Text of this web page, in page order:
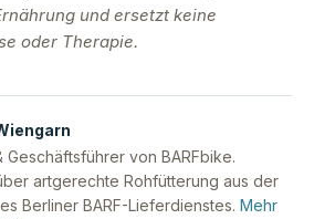
und ersetzt keine
oder Therapie.
Geschäftsführer von BARFbike.
artgerechte Rohfütterung aus der
Berliner BARF-Lieferdienstes. Mehr